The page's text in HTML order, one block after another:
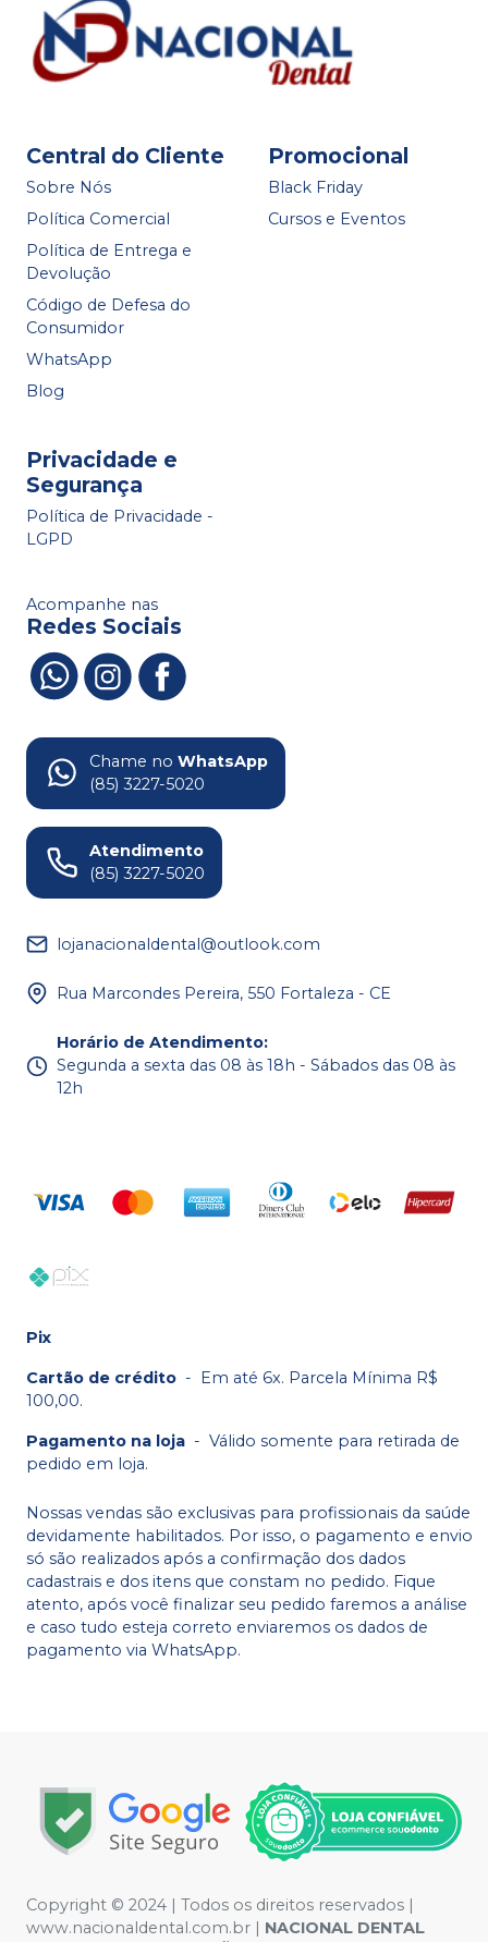
Central do Cliente
Sobre Nós
Política Comercial
Política de Entrega e
Devolução
Código de Defesa do
Consumidor
WhatsApp
Blog
Promocional
Black Friday
Cursos e Eventos
Privacidade e
Segurança
Política de Privacidade -
LGPD
Acompanhe nas
Redes Sociais
Chame no WhatsApp
(85) 3227-5020
Atendimento
(85) 3227-5020
lojanacionaldental@outlook.com
Rua Marcondes Pereira, 550 Fortaleza - CE
Horário de Atendimento:
Segunda a sexta das 08 às 18h - Sábados das 08 às
12h
Pix
Cartão de crédito - Em até 6x. Parcela Mínima R$
100,00.
Pagamento na loja - Válido somente para retirada de
pedido em loja.
Nossas vendas são exclusivas para profissionais da saúde
devidamente habilitados. Por isso, o pagamento e envio
só são realizados após a confirmação dos dados
cadastrais e dos itens que constam no pedido. Fique
atento, após você finalizar seu pedido faremos a análise
e caso tudo esteja correto enviaremos os dados de
pagamento via WhatsApp.
Copyright © 2024 | Todos os direitos reservados |
www.nacionaldental.com.br | NACIONAL DENTAL